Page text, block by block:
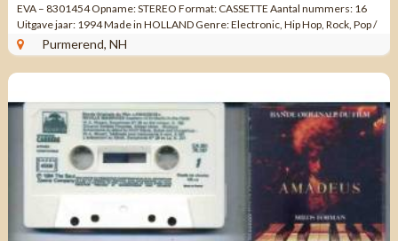
EVA – 8301454 Opname: STEREO Format: CASSETTE Aantal nummers: 16
Uitgave jaar: 1994 Made in HOLLAND Genre: Electronic, Hip Hop, Rock, Pop /
...
Purmerend, NH